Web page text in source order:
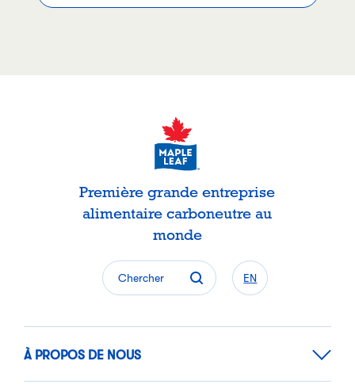
Première grande entreprise
alimentaire carboneutre au
monde
Chercher EN
À PROPOS DE NOUS